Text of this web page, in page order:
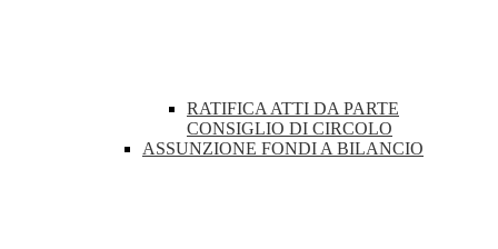
RATIFICA ATTI DA PARTE
CONSIGLIO DI CIRCOLO
ASSUNZIONE FONDI A BILANCIO